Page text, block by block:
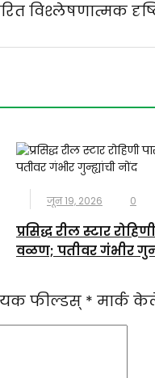
विश्लेषणात्मक
जून 19, 2026 0
प्रसिद्ध रील स्टार
वळण; पतीवर गंभीर
फील्डस् * मार्क